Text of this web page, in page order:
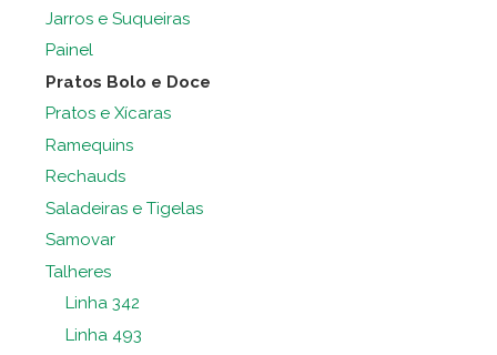
Jarros e Suqueiras
Painel
Pratos Bolo e Doce
Pratos e Xícaras
Ramequins
Rechauds
Saladeiras e Tigelas
Samovar
Talheres
Linha 342
Linha 493